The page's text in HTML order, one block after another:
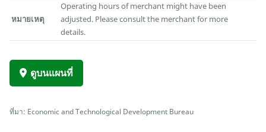
หมายเหตุ
Operating hours of merchant might have been
adjusted. Please consult the merchant for more
details.
ดูบนแผนที่
ที่มา: Economic and Technological Development Bureau